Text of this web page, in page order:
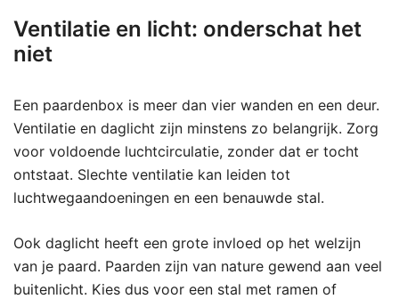
Ventilatie en licht: onderschat het
niet
Een paardenbox is meer dan vier wanden en een deur.
Ventilatie en daglicht zijn minstens zo belangrijk. Zorg
voor voldoende luchtcirculatie, zonder dat er tocht
ontstaat. Slechte ventilatie kan leiden tot
luchtwegaandoeningen en een benauwde stal.
Ook daglicht heeft een grote invloed op het welzijn
van je paard. Paarden zijn van nature gewend aan veel
buitenlicht. Kies dus voor een stal met ramen of